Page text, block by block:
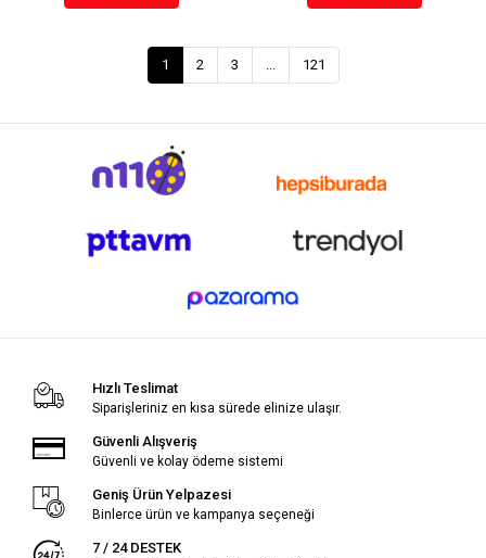
1 2 3 ... 121
Hızlı Teslimat
Siparişleriniz en kısa sürede elinize ulaşır.
Güvenli Alışveriş
Güvenli ve kolay ödeme sistemi
Geniş Ürün Yelpazesi
Binlerce ürün ve kampanya seçeneği
7 / 24 DESTEK